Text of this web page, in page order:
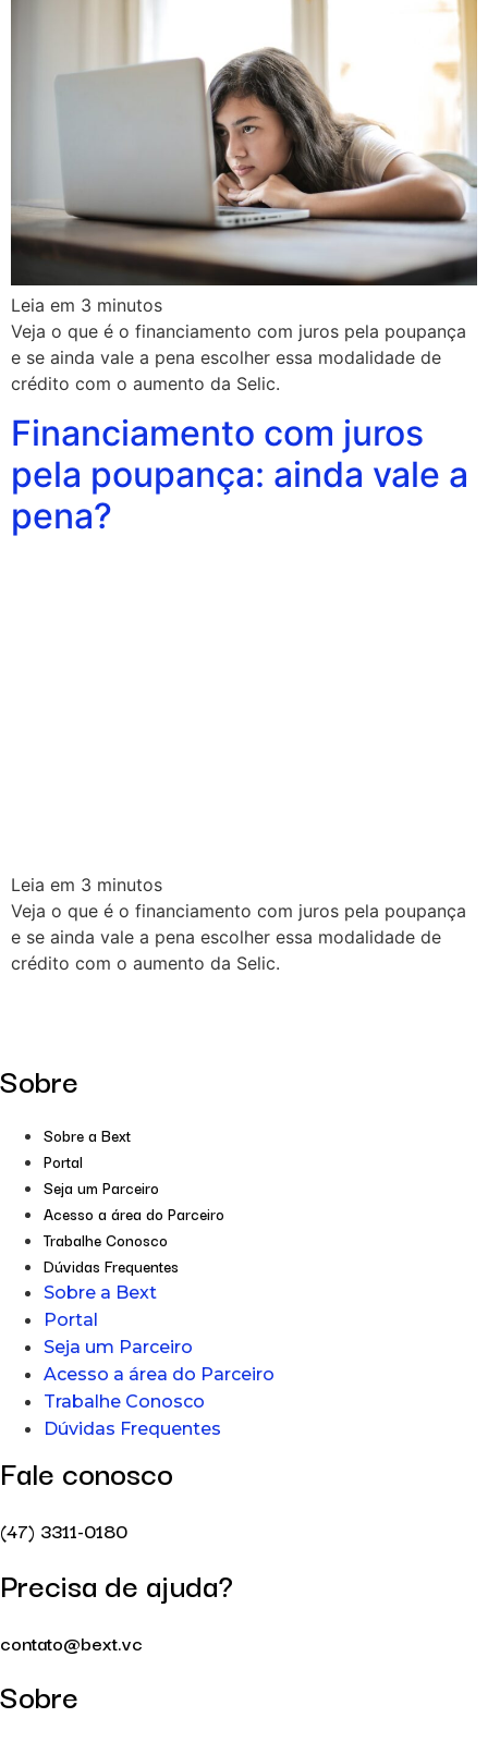
Leia em 3 minutos
Veja o que é o financiamento com juros pela poupança
e se ainda vale a pena escolher essa modalidade de
crédito com o aumento da Selic.
Financiamento com juros
pela poupança: ainda vale a
pena?
Leia em 3 minutos
Veja o que é o financiamento com juros pela poupança
e se ainda vale a pena escolher essa modalidade de
crédito com o aumento da Selic.
Sobre
Sobre a Bext
Portal
Seja um Parceiro
Acesso a área do Parceiro
Trabalhe Conosco
Dúvidas Frequentes
Sobre a Bext
Portal
Seja um Parceiro
Acesso a área do Parceiro
Trabalhe Conosco
Dúvidas Frequentes
Fale conosco
(47) 3311-0180
Precisa de ajuda?
contato@bext.vc
Sobre